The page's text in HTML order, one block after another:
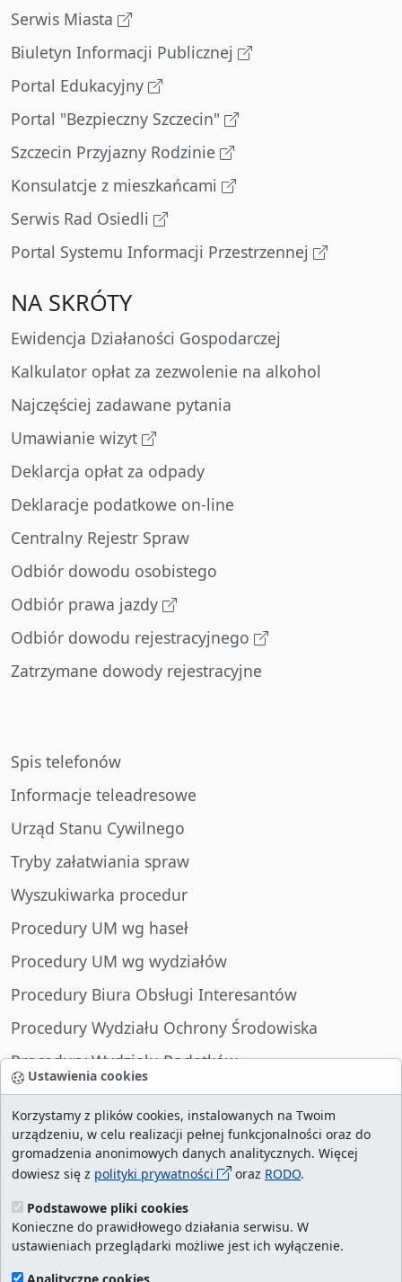
Ustawienia cookies
Korzystamy z plików cookies, instalowanych na Twoim
urządzeniu, w celu realizacji pełnej funkcjonalności oraz do
gromadzenia anonimowych danych analitycznych. Więcej
dowiesz się z polityki prywatności oraz RODO.
Podstawowe pliki cookies
Konieczne do prawidłowego działania serwisu. W
ustawieniach przeglądarki możliwe jest ich wyłączenie.
Serwis Miasta
Biuletyn Informacji Publicznej
Portal Edukacyjny
Portal "Bezpieczny Szczecin"
Szczecin Przyjazny Rodzinie
Konsulatcje z mieszkańcami
Serwis Rad Osiedli
Portal Systemu Informacji Przestrzennej
NA SKRÓTY
Ewidencja Działaności Gospodarczej
Kalkulator opłat za zezwolenie na alkohol
Najczęściej zadawane pytania
Umawianie wizyt
Deklarcja opłat za odpady
Deklaracje podatkowe on-line
Centralny Rejestr Spraw
Odbiór dowodu osobistego
Odbiór prawa jazdy
Odbiór dowodu rejestracyjnego
Zatrzymane dowody rejestracyjne
Spis telefonów
Informacje teleadresowe
Urząd Stanu Cywilnego
Tryby załatwiania spraw
Wyszukiwarka procedur
Procedury UM wg haseł
Procedury UM wg wydziałów
Procedury Biura Obsługi Interesantów
Procedury Wydziału Ochrony Środowiska
Procedury Wydziału Podatków
Procedury Wydziału Spraw Obywatelskich
liczba wizyt:29013166/ aktualna strona:
najczęściej odwiedzane strony
cookies
Urząd Miasta Szczecin. Portal eurzad.szczecin.pl